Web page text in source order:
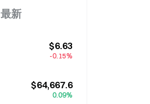
最新
$6.63
-0.15%
$64,667.6
0.09%